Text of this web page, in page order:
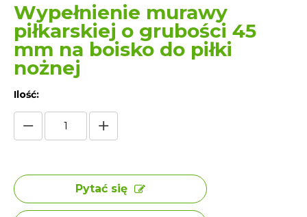
Wypełnienie murawy
piłkarskiej o grubości 45
mm na boisko do piłki
nożnej
Ilość:
Pytać się